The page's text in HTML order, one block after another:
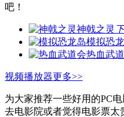
吧！
神戟之灵
模拟恐
热血武
视频播放器更多>>
为大家推荐一些好用的PC
去电影院或者觉得电影票太